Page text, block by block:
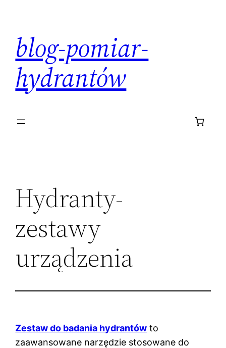
treściblog-pomiar-
hydrantów
Hydranty-
zestawy
urządzenia
Zestaw do badania hydrantów to
zaawansowane narzędzie stosowane do